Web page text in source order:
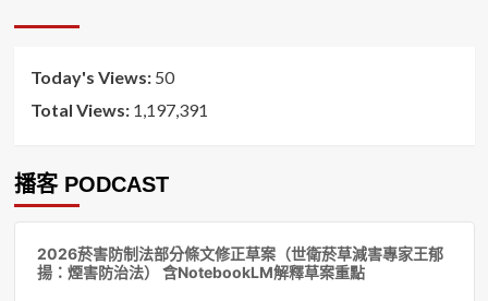
序
Today's Views: 50
Total Views: 1,197,391
播客 PODCAST
2026菸害防制法部分條文修正草案（世衛菸草減害專家王郁
揚：煙害防治法） 含NotebookLM解釋草案重點